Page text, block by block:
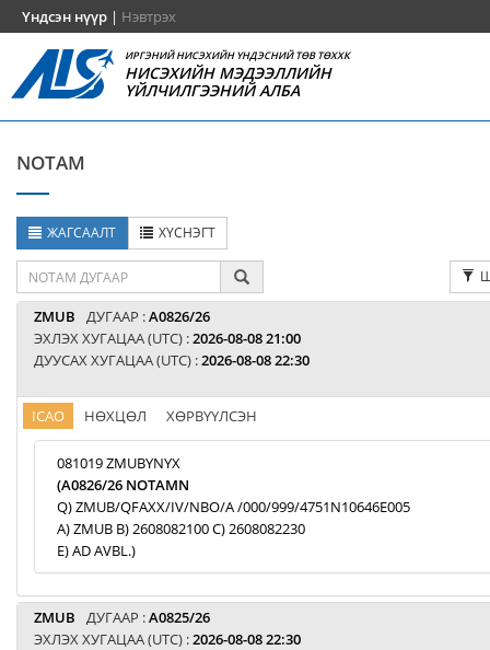
Үндсэн нүүр | Нэвтрэх
ИРГЭНИЙ НИСЭХИЙН ҮНДЭСНИЙ ТӨВ ТӨХХК
НИСЭХИЙН МЭДЭЭЛЛИЙН
ҮЙЛЧИЛГЭЭНИЙ АЛБА
NOTAM
ЖАГСААЛТ ХҮСНЭГТ
ZMUB ДУГААР :A0826/26
ЭХЛЭХ ХУГАЦАА (UTC) :2026-08-08 21:00
ДУУСАХ ХУГАЦАА (UTC) :2026-08-08 22:30
ICAO НӨХЦӨЛ ХӨРВҮҮЛСЭН
081019 ZMUBYNYX
(A0826/26 NOTAMN
Q) ZMUB/QFAXX/IV/NBO/A /000/999/4751N10646E005
A) ZMUB B) 2608082100 C) 2608082230
E) AD AVBL.)
ZMUB ДУГААР :A0825/26
ЭХЛЭХ ХУГАЦАА (UTC) :2026-08-08 22:30